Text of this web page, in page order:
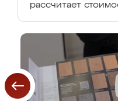
рассчитает